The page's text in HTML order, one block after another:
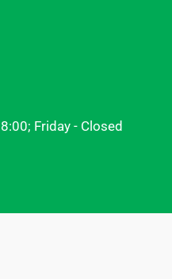
Friday - Closed